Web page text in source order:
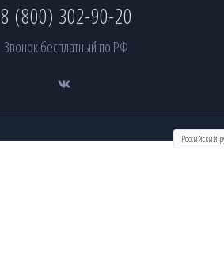
8 (800) 302-90-20
Звонок бесплатный по РФ